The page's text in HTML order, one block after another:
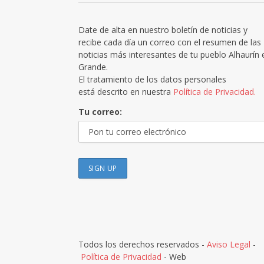
Date de alta en nuestro boletín de noticias y
recibe cada día un correo con el resumen de las
noticias más interesantes de tu pueblo Alhaurín
Grande.
El tratamiento de los datos personales
está descrito en nuestra Política de Privacidad.
Tu correo:
Todos los derechos reservados - Aviso Legal -
Política de Privacidad - Web